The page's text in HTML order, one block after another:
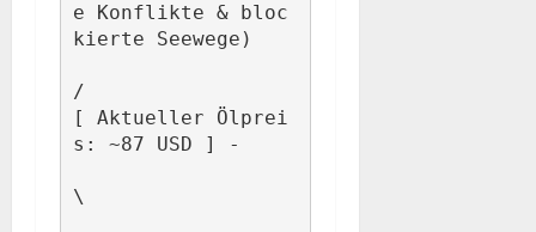
e Konflikte & bloc
kierte Seewege)
/
[ Aktueller Ölprei
s: ~87 USD ] -
\